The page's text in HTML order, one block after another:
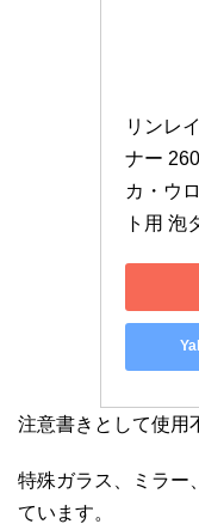
リンレ
ナー
カ・ウ
ト用 泡
注意書きとして使用
特殊ガラス、ミラー
ています。